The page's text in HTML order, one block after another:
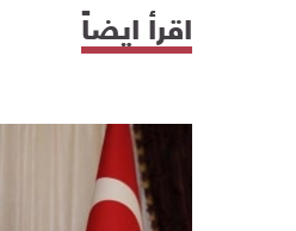
اقرأ ايضاً